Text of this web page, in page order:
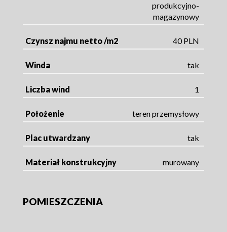
produkcyjno-
magazynowy
Czynsz najmu netto /m2 40 PLN
Winda tak
Liczba wind 1
Położenie teren przemysłowy
Plac utwardzany tak
Materiał konstrukcyjny murowany
POMIESZCZENIA